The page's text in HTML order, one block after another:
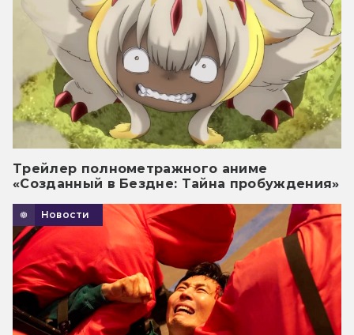
Трейлер полнометражного аниме
«Созданный в Бездне: Тайна пробуждения»
Новости